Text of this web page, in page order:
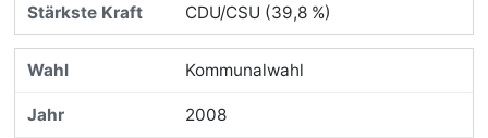
CDU/CSU (39,8 %)
Kommunalwahl
2008